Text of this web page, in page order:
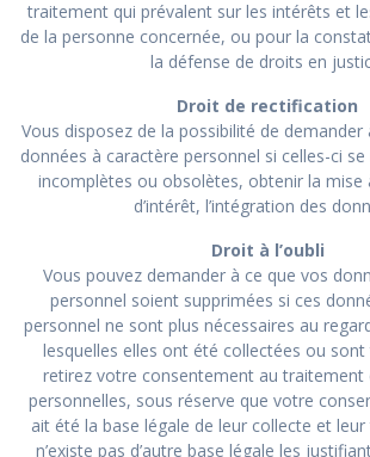
traitement qui prévalent sur les intérêts et
de la personne concernée, ou pour la
la défense de droits en
Droit de rectification
Vous disposez de la possibilité de
données à caractère personnel si celles-ci
incomplètes ou obsolètes, obtenir la mise
d’intérêt, l’intégration des
Droit à l’oubli
Vous pouvez demander à ce que vos
personnel soient supprimées si ces
personnel ne sont plus nécessaires au
lesquelles elles ont été collectées ou
retirez votre consentement au traitement
personnelles, sous réserve que votre
ait été la base légale de leur collecte et leur
n’existe pas d’autre base légale les